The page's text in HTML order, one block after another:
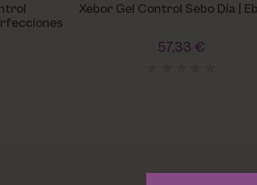
Xebor Gel Control Sebo Día |
57,33 €